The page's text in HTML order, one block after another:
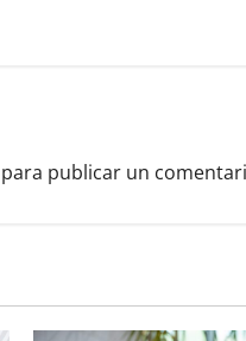
para publicar un